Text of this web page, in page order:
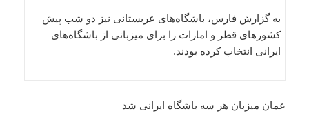
به گزارش فارس، باشگاه‌های عربستانی نیز دو شب پیش
کشورهای قطر و امارات را برای میزبانی از باشگاه‌های
ایرانی انتخاب کرده بودند.
عمان میزبان هر سه باشگاه ایرانی شد